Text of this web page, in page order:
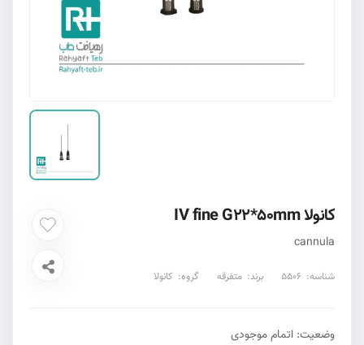
کانولا IV fine G22*50mm
cannula
شناسه: 5506 برند: متفرقه گروه: کانولا
وضعیت: اتمام موجودی